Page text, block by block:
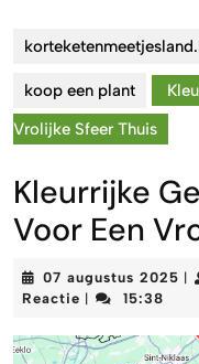
koop een plant
Vrolijke Sfeer Thuis
Kleurrijke
Voor Een
07 augustus 2025 07
Reactie
15:38